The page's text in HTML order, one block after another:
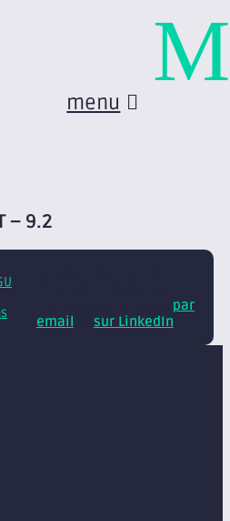
menu
– 9.2
par
email
sur LinkedIn
M